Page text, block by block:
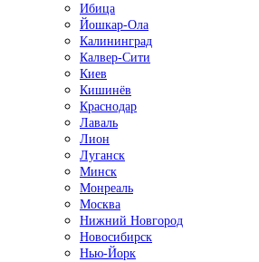
Ибица
Йошкар-Ола
Калининград
Калвер-Сити
Киев
Кишинёв
Краснодар
Лаваль
Лион
Луганск
Минск
Монреаль
Москва
Нижний Новгород
Новосибирск
Нью-Йорк